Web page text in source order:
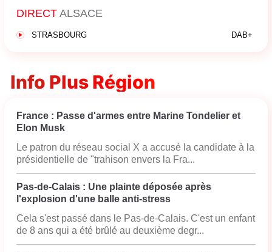
DIRECT ALSACE
STRASBOURG DAB+
Info Plus Région
France : Passe d'armes entre Marine Tondelier et
Elon Musk
Le patron du réseau social X a accusé la candidate à la
présidentielle de "trahison envers la Fra...
Pas-de-Calais : Une plainte déposée après
l'explosion d'une balle anti-stress
Cela s'est passé dans le Pas-de-Calais. C'est un enfant
de 8 ans qui a été brûlé au deuxième degr...